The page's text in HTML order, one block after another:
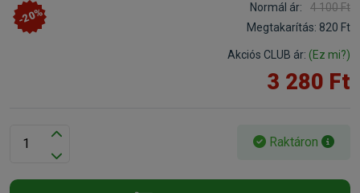
-20% Normál ár:
4 100 Ft
Megtakarítás: 820 Ft
Akciós CLUB ár: (Ez mi?)
3 280 Ft
Raktáron